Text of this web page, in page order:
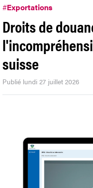
#Exportations
Droits de
suisse
Publié lundi 27 juillet 2026